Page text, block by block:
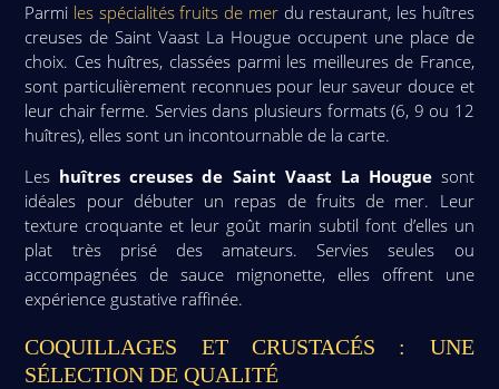
Parmi les spécialités fruits de merdu restaurant, les huîtres
creuses de Saint Vaast La Hougue occupent une place de
choix. Ces huîtres, classées parmi les meilleures de France,
sont particulièrement reconnues pour leur saveur douce et
leur chair ferme. Servies dans plusieurs formats (6, 9 ou 12
huîtres), elles sont un incontournable de la carte.
Les huîtres creuses de Saint Vaast La Houguesont
idéales pour débuter un repas de fruits de mer. Leur
texture croquante et leur goût marin subtil font d’elles un
plat très prisé des amateurs. Servies seules ou
accompagnées de sauce mignonette, elles offrent une
expérience gustative raffinée.
COQUILLAGES ET CRUSTACÉS : UNE
SÉLECTION DE QUALITÉ